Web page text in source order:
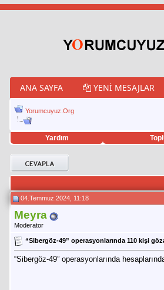
ANA SAYFA YENI MESAJLAR
Yorumcuyuz.Org
Yardım
hilesi
04.Temmuz.2024, 11:18
Meyra
Moderator
“Sibergöz-49” operasyonlarında 110 kişi
“Sibergöz-49” operasyonlarında